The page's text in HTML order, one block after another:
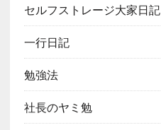
セルフストレージ大家日記
一行日記
勉強法
社長のヤミ勉